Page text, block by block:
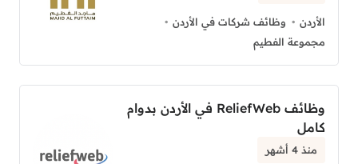
الأردن
وظائف شركات في الأردن
مجموعة الفطيم
وظائف ReliefWeb في الأردن بدوام
كامل
منذ 4 أشهر